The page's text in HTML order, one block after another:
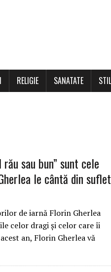
RELIGIE SANATATE
sau bun” sunt cele
le cântă din suflet
de iarnă Florin Gherlea
celor dragi și celor care îi
an, Florin Gherlea vă